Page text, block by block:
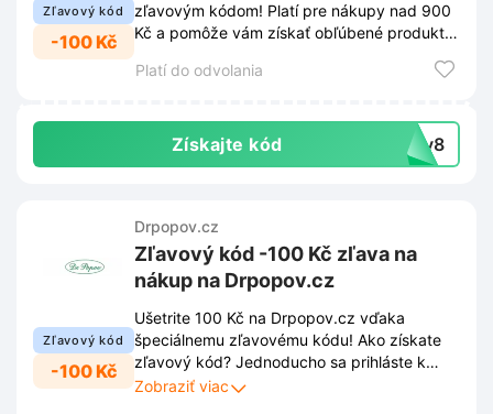
Zľavový kód
-100 Kč
zľavovým kódom! Platí pre nákupy nad 900
Kč a pomôže vám získať obľúbené produkty
Platí do odvolania
Získajte kód ?dv8
Zľavový kód
-100 Kč
Drpopov.cz
Zľavový kód -100 Kč zľava na
nákup na Drpopov.cz
Ušetrite 100 Kč na Drpopov.cz vďaka
špeciálnemu zľavovému kódu! Ako získate
zľavový kód? Jednoducho sa prihláste k
odberu newslettera cez vyskakovacie okno
Zobraziť viac